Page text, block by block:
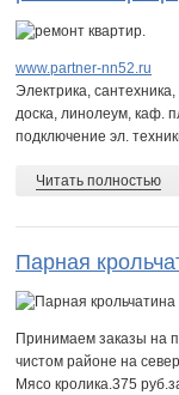
www.partner-nn52.ru
Электрика,
доска, линолеум, каф.
подключение эл.
Читать полностью
Парная
Принимаем заказы на
чистом районе на
Мясо кролика.375